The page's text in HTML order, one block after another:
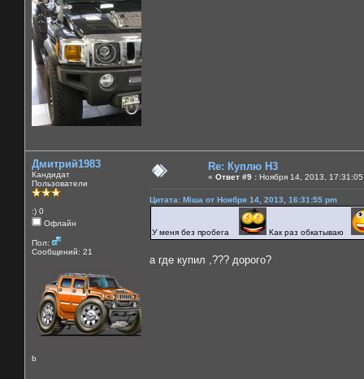
Дмитрий1983
Кандидат
Пользователи
:) 0
Офлайн
Пол:
Сообщений: 21
b
Re: Куплю H3
« Ответ #9 : Ноября 14, 2013,
Цитата: Міша от Ноября 14, 2013, 16:31:55 pm
У меня без пробега Как раз обкатываю
а где купил ,??? дорого?